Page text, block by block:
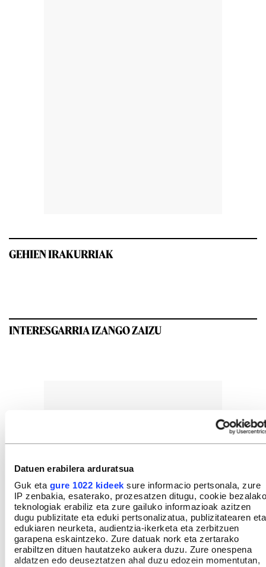
Datuen erabilera arduratsua
Guk eta gure 1022 kideek sure informacio pertsonala, zure
IP zenbakia, esaterako, prozesatzen ditugu, cookie bezalako
teknologiak erabiliz eta zure gailuko informazioak azitzen
dugu publizitate eta eduki pertsonalizatua, publizitatearen eta
edukiaren neurketa, audientzia-ikerketa eta zerbitzuen
garapena eskaintzeko. Zure datuak nork eta zertarako
erabiltzen dituen hautatzeko aukera duzu. Zure onespena
aldatzen edo deuseztatzen ahal duzu edozein momentutan,
GEHIEN IRAKURRIAK
INTERESGARRIA IZANGO ZAIZU